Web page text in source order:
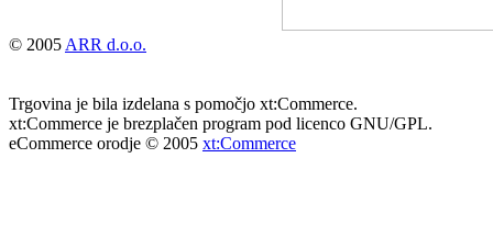
© 2005 ARR d.o.o.
Trgovina je bila izdelana s pomočjo xt:Commerce.
xt:Commerce je brezplačen program pod licenco GNU/GPL.
eCommerce orodje © 2005 xt:Commerce